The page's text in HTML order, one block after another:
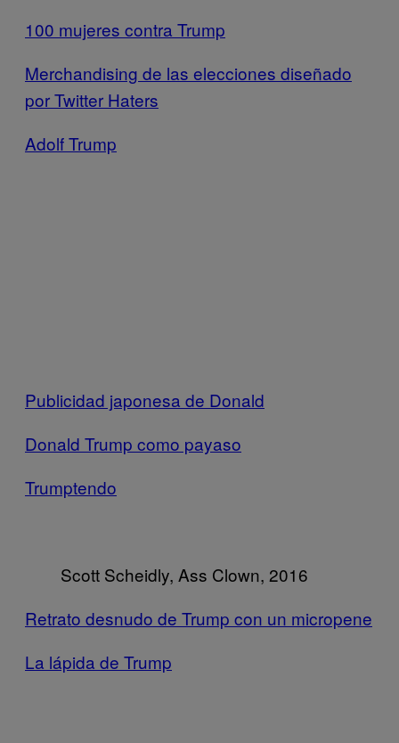
100 mujeres contra Trump
Merchandising de las elecciones diseñado
por Twitter Haters
Adolf Trump
Publicidad japonesa de Donald
Donald Trump como payaso
Trumptendo
Scott Scheidly, Ass Clown, 2016
Retrato desnudo de Trump con un micropene
La lápida de Trump